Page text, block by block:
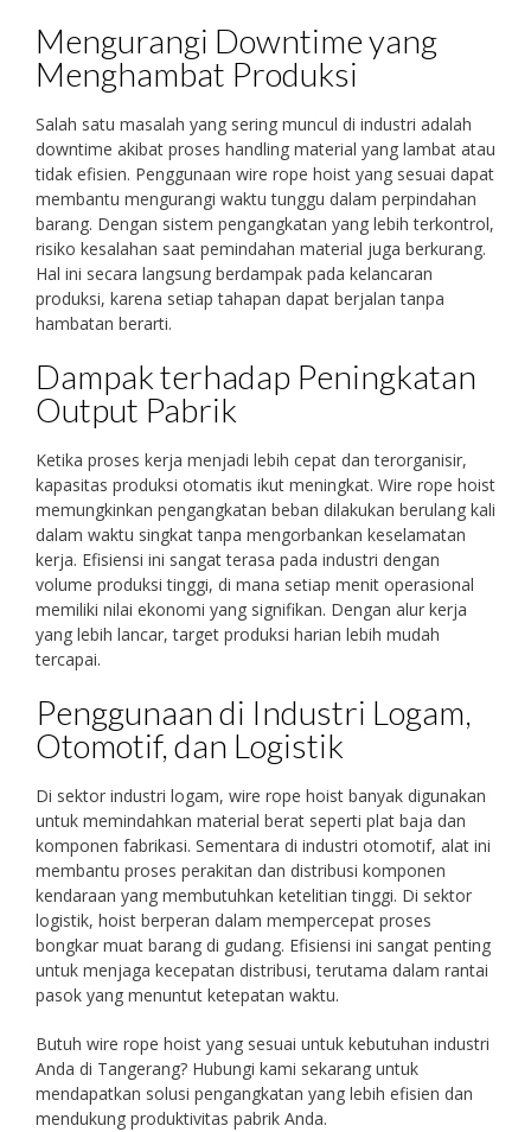
Mengurangi Downtime yang
Menghambat Produksi
Salah satu masalah yang sering muncul di industri adalah
downtime akibat proses handling material yang lambat atau
tidak efisien. Penggunaan wire rope hoist yang sesuai dapat
membantu mengurangi waktu tunggu dalam perpindahan
barang. Dengan sistem pengangkatan yang lebih terkontrol,
risiko kesalahan saat pemindahan material juga berkurang.
Hal ini secara langsung berdampak pada kelancaran
produksi, karena setiap tahapan dapat berjalan tanpa
hambatan berarti.
Dampak terhadap Peningkatan
Output Pabrik
Ketika proses kerja menjadi lebih cepat dan terorganisir,
kapasitas produksi otomatis ikut meningkat. Wire rope hoist
memungkinkan pengangkatan beban dilakukan berulang kali
dalam waktu singkat tanpa mengorbankan keselamatan
kerja. Efisiensi ini sangat terasa pada industri dengan
volume produksi tinggi, di mana setiap menit operasional
memiliki nilai ekonomi yang signifikan. Dengan alur kerja
yang lebih lancar, target produksi harian lebih mudah
tercapai.
Penggunaan di Industri Logam,
Otomotif, dan Logistik
Di sektor industri logam, wire rope hoist banyak digunakan
untuk memindahkan material berat seperti plat baja dan
komponen fabrikasi. Sementara di industri otomotif, alat ini
membantu proses perakitan dan distribusi komponen
kendaraan yang membutuhkan ketelitian tinggi. Di sektor
logistik, hoist berperan dalam mempercepat proses
bongkar muat barang di gudang. Efisiensi ini sangat penting
untuk menjaga kecepatan distribusi, terutama dalam rantai
pasok yang menuntut ketepatan waktu.
Butuh wire rope hoist yang sesuai untuk kebutuhan industri
Anda di Tangerang? Hubungi kami sekarang untuk
mendapatkan solusi pengangkatan yang lebih efisien dan
mendukung produktivitas pabrik Anda.